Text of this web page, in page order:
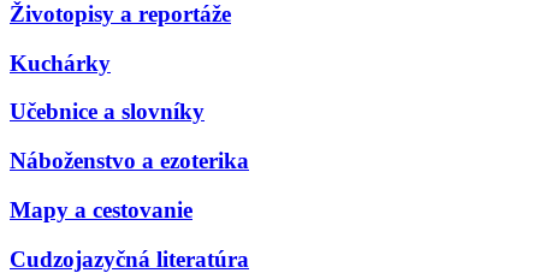
Životopisy a reportáže
Kuchárky
Učebnice a slovníky
Náboženstvo a ezoterika
Mapy a cestovanie
Cudzojazyčná literatúra